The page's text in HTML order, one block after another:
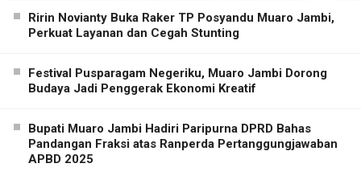
Ririn Novianty Buka Raker TP Posyandu Muaro Jambi,
Perkuat Layanan dan Cegah Stunting
Festival Pusparagam Negeriku, Muaro Jambi Dorong
Budaya Jadi Penggerak Ekonomi Kreatif
Bupati Muaro Jambi Hadiri Paripurna DPRD Bahas
Pandangan Fraksi atas Ranperda Pertanggungjawaban
APBD 2025